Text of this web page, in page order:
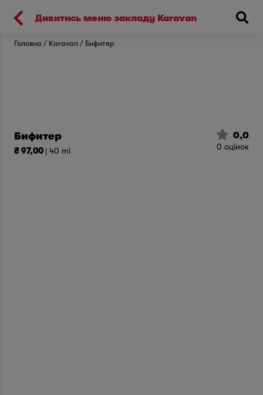
Киев
Головна Karavan Бифитер
Дивитись меню закладу Karavan
Бифитер
₴ 97,00 | 40 ml
0,0
0 оцінок